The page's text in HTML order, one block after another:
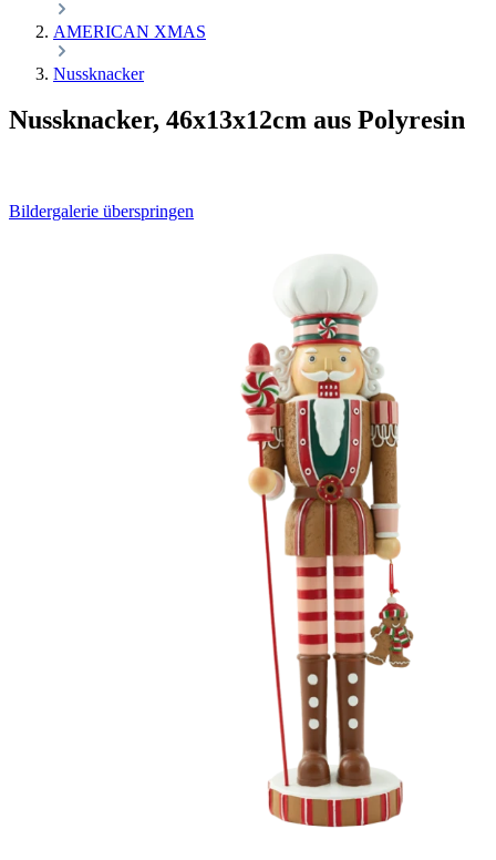
AMERICAN XMAS
Nussknacker
Nussknacker, 46x13x12cm aus Polyresin
Bildergalerie überspringen